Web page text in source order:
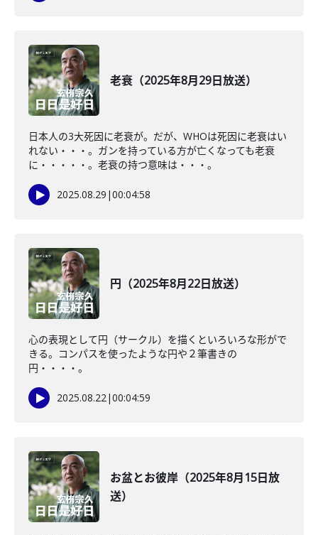
老衰（2025年8月29日放送）
日本人の3大死因に老衰が。だが、WHOは死因に老衰はい
れない・・・。ガンを持っている方が亡くなっても老衰
に・・・・・。老衰の持つ意味は・・・。
2025.08.29 |00:04:58
円（2025年8月22日放送）
心の表現として円（サークル）を描くといろいろな形がで
きる。コンパスを使ったような円や２筆書きの
円・・・・。
2025.08.22|00:04:59
お盆とお彼岸（2025年8月15日放
送）